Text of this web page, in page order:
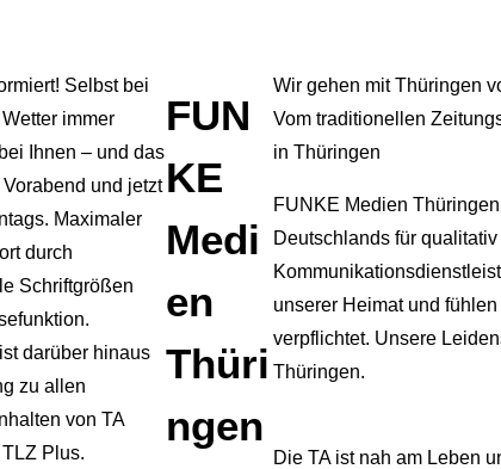
Selbst bei
immer
Ihnen – und das
und jetzt
Maximaler
durch
Schriftgrößen
darüber hinaus
zu allen
von TA
Plus.
FUN
KE
Medi
en
Thüri
ngen
Wir gehen mit Thüringen
Vom traditionellen
in Thüringen
FUNKE Medien
Deutschlands für
unserer Heimat und
verpflichtet. Unsere
Thüringen.
Die TA ist nah am Leben